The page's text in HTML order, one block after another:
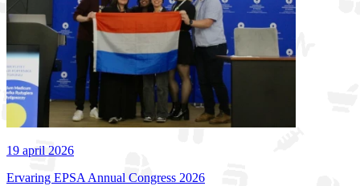
19 april 2026
Ervaring EPSA Annual Congress 2026